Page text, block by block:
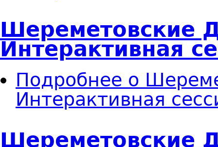
Шереметовские
Интерактивная
Подробнее о
Интерактивная
Шереметовские